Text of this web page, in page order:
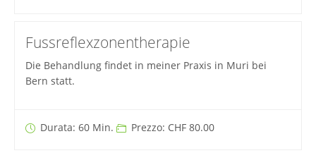
Fussreflexzonentherapie
Die Behandlung findet in meiner Praxis in Muri bei
Bern statt.
Durata: 60 Min. Prezzo: CHF 80.00